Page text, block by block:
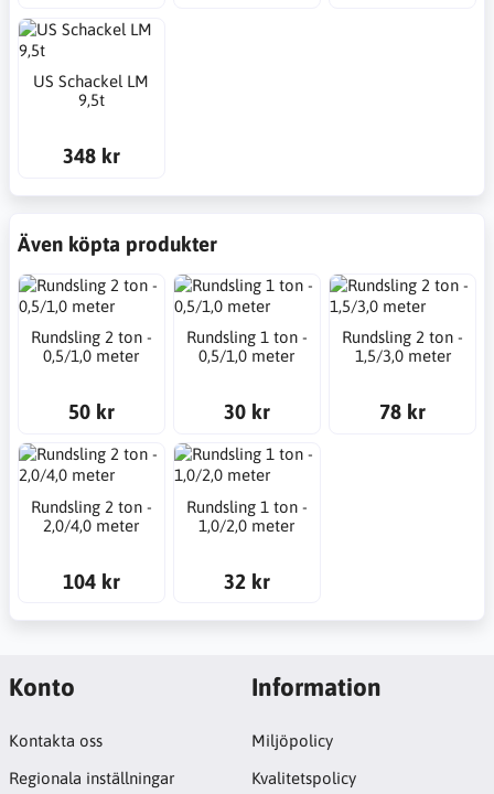
US Schackel LM
9,5t
348 kr
Även köpta produkter
Rundsling 2 ton -
0,5/1,0 meter
50 kr
Rundsling 1 ton -
0,5/1,0 meter
30 kr
Rundsling 2 ton -
1,5/3,0 meter
78 kr
Rundsling 2 ton -
2,0/4,0 meter
104 kr
Rundsling 1 ton -
1,0/2,0 meter
32 kr
Konto
Kontakta oss
Regionala inställningar
Information
Miljöpolicy
Kvalitetspolicy